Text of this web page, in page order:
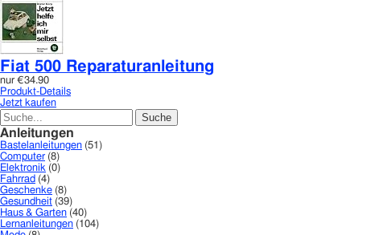
Fiat 500 Reparaturanleitung
nur €34.90
Produkt-Details
Jetzt kaufen
Anleitungen
Bastelanleitungen (51)
Computer (8)
Elektronik (0)
Fahrrad (4)
Geschenke (8)
Gesundheit (39)
Haus & Garten (40)
Lernanleitungen (104)